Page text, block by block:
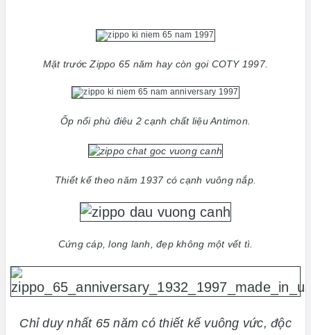
Mặt trước Zippo 65 năm hay còn gọi COTY 1997.
Ốp nổi phù điêu 2 cạnh chất liệu Antimon.
Thiết kế theo năm 1937 có cạnh vuông nắp.
Cứng cáp, long lanh, đẹp không một vết tì.
Chỉ duy nhất 65 năm có thiết kế vuông vức, độc